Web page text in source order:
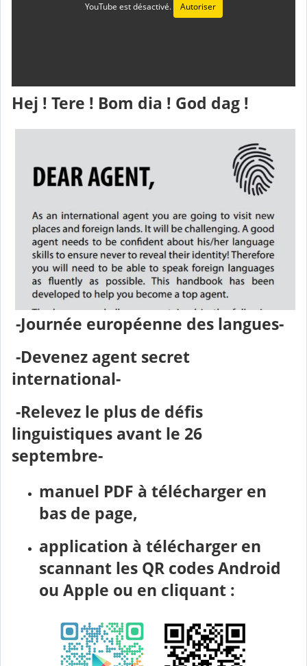
YouTube est désactivé. Autoriser
Hej ! Tere ! Bom dia ! God dag !
-Journée européenne des langues-
-Devenez agent secret
international-
-Relevez le plus de défis
linguistiques avant le 26
septembre-
manuel PDF à télécharger en
bas de page,
application à télécharger en
scannant les QR codes Android
ou Apple ou en cliquant :